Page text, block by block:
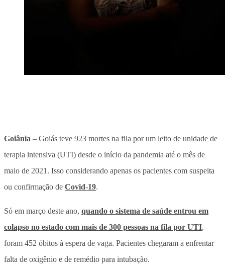
Goiânia – Goiás teve 923 mortes na fila por um leito de unidade de
terapia intensiva (UTI) desde o início da pandemia até o mês de
maio de 2021. Isso considerando apenas os pacientes com suspeita
ou confirmação de Covid-19.
Só em março deste ano, quando o sistema de saúde entrou em
colapso no estado com mais de 300 pessoas na fila por UTI,
foram 452 óbitos à espera de vaga. Pacientes chegaram a enfrentar
falta de oxigênio e de remédio para intubação.